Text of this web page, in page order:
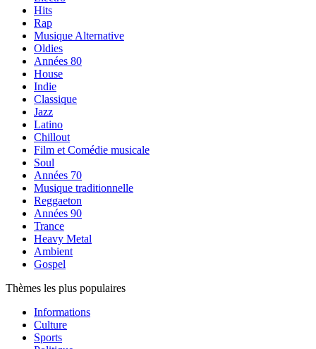
Hits
Rap
Musique Alternative
Oldies
Années 80
House
Indie
Classique
Jazz
Latino
Chillout
Film et Comédie musicale
Soul
Années 70
Musique traditionnelle
Reggaeton
Années 90
Trance
Heavy Metal
Ambient
Gospel
Thèmes les plus populaires
Informations
Culture
Sports